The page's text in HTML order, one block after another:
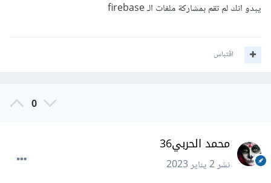
يبدو انك لم تقم بمشاركة ملفات الـ firebase
اقتباس
0
محمد الحربي36
نشر2 يناير 2023